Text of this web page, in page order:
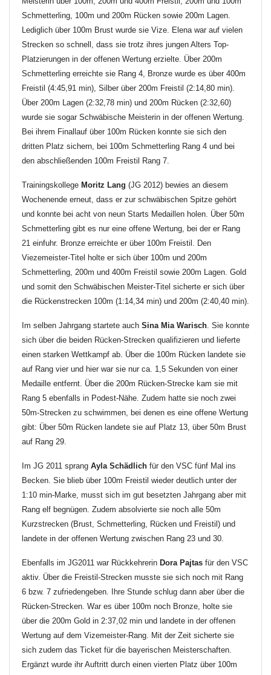
Schmetterling, 100m und 200m Rücken sowie 200m Lagen.
Lediglich über 100m Brust wurde sie Vize. Elena war auf vielen
Strecken so schnell, dass sie trotz ihres jungen Alters Top-
Platzierungen in der offenen Wertung erzielte. Über 200m
Schmetterling erreichte sie Rang 4, Bronze wurde es über 400m
Freistil (4:45,91 min), Silber über 200m Freistil (2:14,80 min).
Über 200m Lagen (2:32,78 min) und 200m Rücken (2:32,60)
wurde sie sogar Schwäbische Meisterin in der offenen Wertung.
Bei ihrem Finallauf über 100m Rücken konnte sie sich den
dritten Platz sichern, bei 100m Schmetterling Rang 4 und bei
den abschließenden 100m Freistil Rang 7.
Trainingskollege Moritz Lang (JG 2012) bewies an diesem
Wochenende erneut, dass er zur schwäbischen Spitze gehört
und konnte bei acht von neun Starts Medaillen holen. Über 50m
Schmetterling gibt es nur eine offene Wertung, bei der er Rang
21 einfuhr. Bronze erreichte er über 100m Freistil. Den
Viezemeister-Titel holte er sich über 100m und 200m
Schmetterling, 200m und 400m Freistil sowie 200m Lagen. Gold
und somit den Schwäbischen Meister-Titel sicherte er sich über
die Rückenstrecken 100m (1:14,34 min) und 200m (2:40,40 min).
Im selben Jahrgang startete auch Sina Mia Warisch . Sie konnte
sich über die beiden Rücken-Strecken qualifizieren und lieferte
einen starken Wettkampf ab. Über die 100m Rücken landete sie
auf Rang vier und hier war sie nur ca. 1,5 Sekunden von einer
Medaille entfernt. Über die 200m Rücken-Strecke kam sie mit
Rang 5 ebenfalls in Podest-Nähe. Zudem hatte sie noch zwei
50m-Strecken zu schwimmen, bei denen es eine offene Wertung
gibt: Über 50m Rücken landete sie auf Platz 13, über 50m Brust
auf Rang 29.
Im JG 2011 sprang Ayla Schädlich für den VSC fünf Mal ins
Becken. Sie blieb über 100m Freistil wieder deutlich unter der
1:10 min-Marke, musst sich im gut besetzten Jahrgang aber mit
Rang elf begnügen. Zudem absolvierte sie noch alle 50m
Kurzstrecken (Brust, Schmetterling, Rücken und Freistil) und
landete in der offenen Wertung zwischen Rang 23 und 30.
Ebenfalls im JG2011 war Rückkehrerin Dora Pajtas für den VSC
aktiv. Über die Freistil-Strecken musste sie sich noch mit Rang
6 bzw. 7 zufriedengeben. Ihre Stunde schlug dann aber über die
Rücken-Strecken. War es über 100m noch Bronze, holte sie
über die 200m Gold in 2:37,02 min und landete in der offenen
Wertung auf dem Vizemeister-Rang. Mit der Zeit sicherte sie
sich zudem das Ticket für die bayerischen Meisterschaften.
Ergänzt wurde ihr Auftritt durch einen vierten Platz über 100m